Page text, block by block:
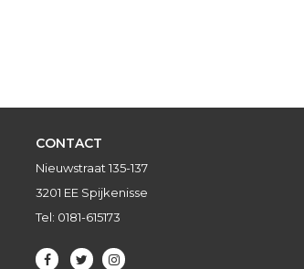
CONTACT
Nieuwstraat 135-137
3201 EE Spijkenisse
Tel: 0181-615173